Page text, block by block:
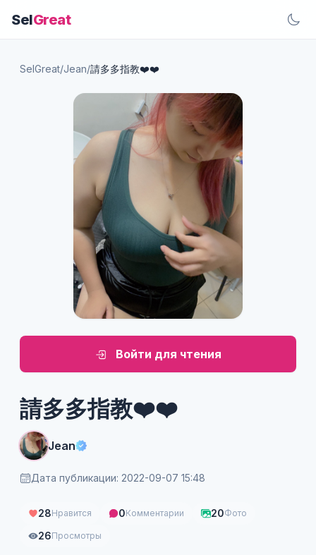
SelGreat
SelGreat/Jean/請多多指教❤️❤️
Войти для чтения
請多多指教❤️❤️
Jean
Дата публикации: 2022-09-07 15:48
28Нравится 0Комментарии 20Фото
26Просмотры